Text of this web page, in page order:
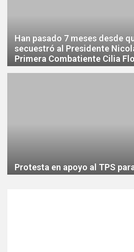
Han pasado 7 meses desde
secuestró al Presidente
Primera Combatiente Cilia
Protesta en apoyo al TPS